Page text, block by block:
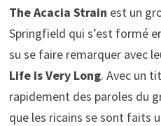
The Acacia Strain est un
Springfield qui s’est formé
su se faire remarquer avec
Life is Very Long. Avec un
rapidement des paroles du
que les ricains se sont faits